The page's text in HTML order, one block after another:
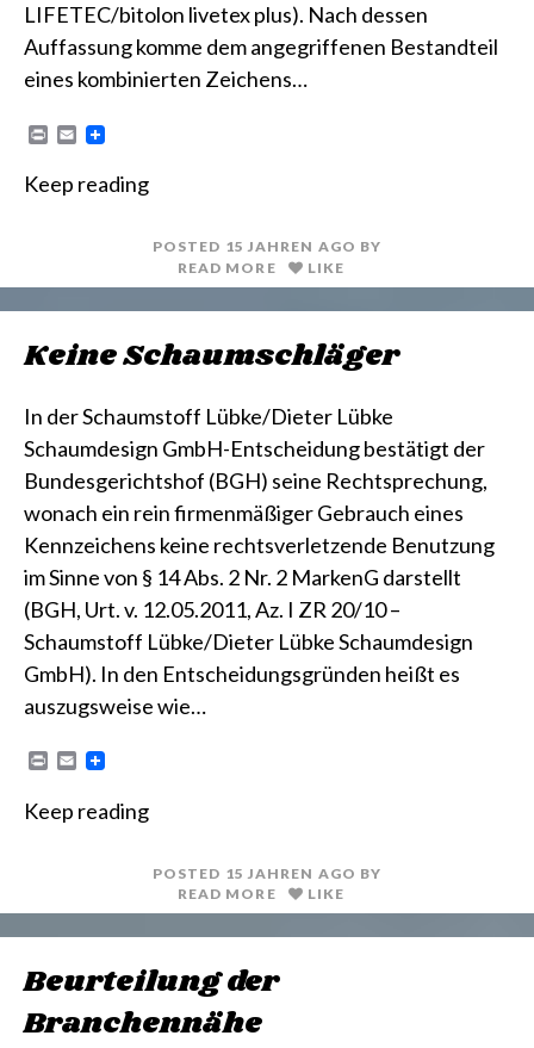
LIFETEC/bitolon livetex plus). Nach dessen
Auffassung komme dem angegriffenen Bestandteil
eines kombinierten Zeichens…
P
n
E
i
Keep reading
POSTED 15 JAHREN AGO BY
READ MORE
LIKE
Keine Schaumschläger
In der Schaumstoff Lübke/Dieter Lübke
Schaumdesign GmbH-Entscheidung bestätigt der
Bundesgerichtshof (BGH) seine Rechtsprechung,
wonach ein rein firmenmäßiger Gebrauch eines
Kennzeichens keine rechtsverletzende Benutzung
im Sinne von § 14 Abs. 2 Nr. 2 MarkenG darstellt
(BGH, Urt. v. 12.05.2011, Az. I ZR 20/10 –
Schaumstoff Lübke/Dieter Lübke Schaumdesign
GmbH). In den Entscheidungsgründen heißt es
auszugsweise wie…
n
E
i
Keep reading
POSTED 15 JAHREN AGO BY
READ MORE
LIKE
Beurteilung der
Branchennähe